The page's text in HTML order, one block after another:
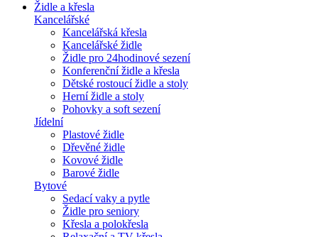
Židle a křesla
Kancelářské
Kancelářská křesla
Kancelářské židle
Židle pro 24hodinové sezení
Konferenční židle a křesla
Dětské rostoucí židle a stoly
Herní židle a stoly
Pohovky a soft sezení
Jídelní
Plastové židle
Dřevěné židle
Kovové židle
Barové židle
Bytové
Sedací vaky a pytle
Židle pro seniory
Křesla a polokřesla